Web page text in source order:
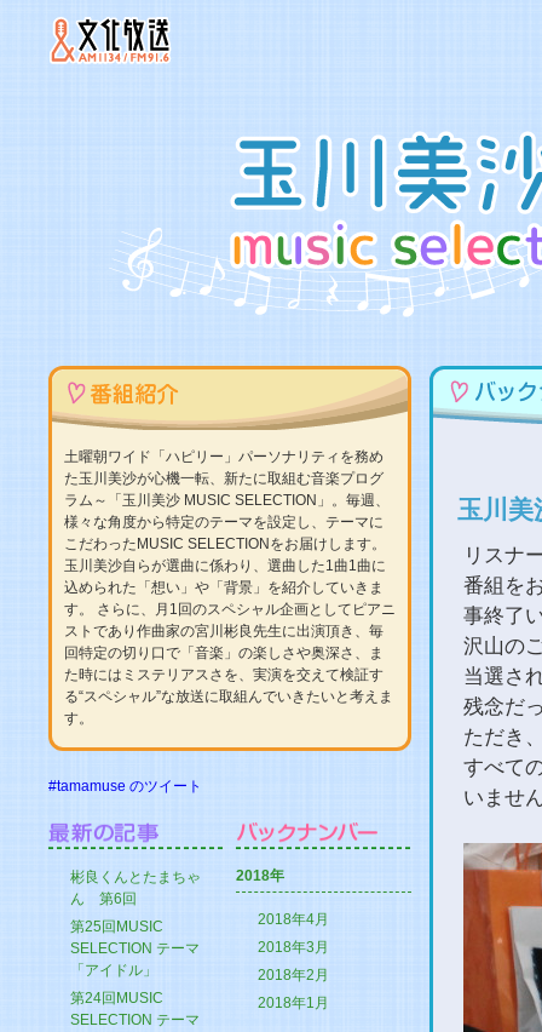
土曜朝ワイド「ハピリー」パーソナリティを務め
た玉川美沙が心機一転、新たに取組む音楽プログ
ラム～「玉川美沙 MUSIC SELECTION」。毎週、
様々な角度から特定のテーマを設定し、テーマに
こだわったMUSIC SELECTIONをお届けします。
玉川美沙自らが選曲に係わり、選曲した1曲1曲に
込められた「想い」や「背景」を紹介していきま
す。 さらに、月1回のスペシャル企画としてピアニ
ストであり作曲家の宮川彬良先生に出演頂き、毎
回特定の切り口で「音楽」の楽しさや奥深さ、ま
た時にはミステリアスさを、実演を交えて検証す
る“スペシャル”な放送に取組んでいきたいと考えま
す。
#tamamuse のツイート
彬良くんとたまちゃ
ん 第6回
第25回MUSIC
SELECTION テーマ
「アイドル」
第24回MUSIC
SELECTION テーマ
2018年
2018年4月
2018年3月
2018年2月
2018年1月
玉川
リスナ
番組を
事終了
沢山の
当選さ
残念だ
ただき
すべて
いませ